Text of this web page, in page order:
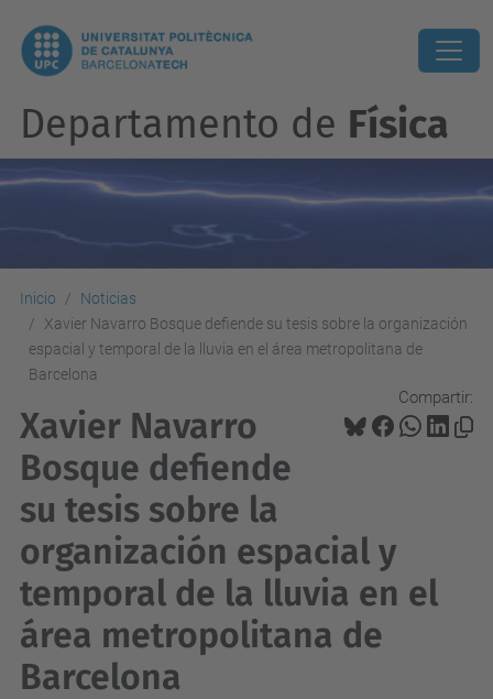
Departamento de Física
Inicio
Noticias
Xavier Navarro Bosque defiende su tesis sobre la organización
espacial y temporal de la lluvia en el área metropolitana de
Barcelona
Compartir:
Xavier Navarro
Bosque defiende
su tesis sobre la
organización espacial y
temporal de la lluvia en el
área metropolitana de
Barcelona